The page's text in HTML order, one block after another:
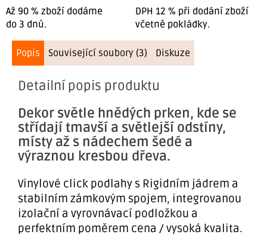
Až 90 % zboží dodáme
do 3 dnů.
DPH 12 % při dodání zboží
včetně pokládky.
Popis Související soubory (3) Diskuze
Detailní popis produktu
Dekor světle hnědých prken, kde se
střídají tmavší a světlejší odstíny,
místy až s nádechem šedé a
výraznou kresbou dřeva.
Vinylové click podlahy s Rigidním jádrem a
stabilním zámkovým spojem, integrovanou
izolační a vyrovnávací podložkou a
perfektním poměrem cena / vysoká kvalita.